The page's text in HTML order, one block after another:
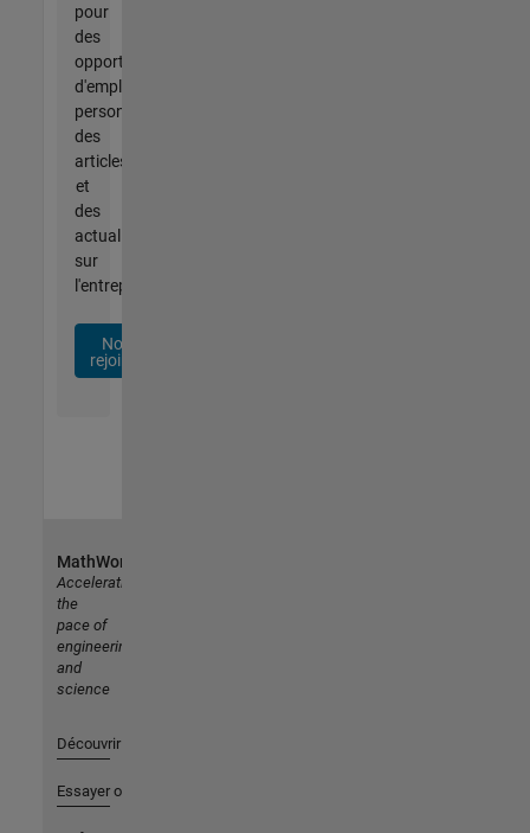
pour
des
opportunités
d'emploi
personnalisées,
des
articles
et
des
actualités
sur
l'entreprise.
Nous
rejoindre
MathWorks
Accelerating
the
pace of
engineering
and
science
Découvrir les produits
Essayer ou acheter